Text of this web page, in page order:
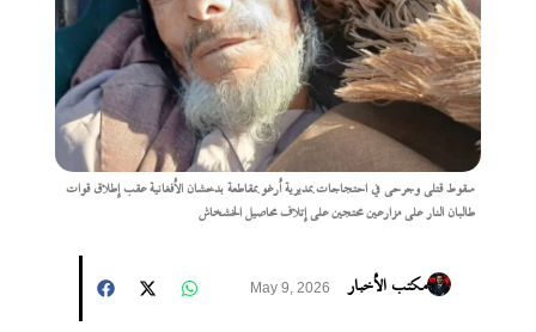
سقوط قتلى وجرحى في احتجاجات بمديرية أرغو بمقاطعة بدخشان الأفغانية عقب إطلاق قوات
طالبان النار على مزارعين محتجين على إتلاف محاصيل الخشخاش
مكتب الأخبار May 9, 2026